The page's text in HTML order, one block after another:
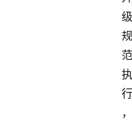
级
规
范
执
行
，